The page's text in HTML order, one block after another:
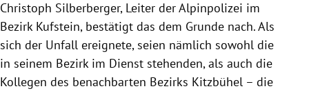
Christoph Silberberger, Leiter der Alpinpolizei im
Bezirk Kufstein, bestätigt das dem Grunde nach. Als
sich der Unfall ereignete, seien nämlich sowohl die
in seinem Bezirk im Dienst stehenden, als auch die
Kollegen des benachbarten Bezirks Kitzbühel – die